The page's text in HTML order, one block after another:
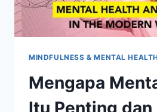
MINDFULNESS & MENTAL HEALTH
Mengapa
Itu Penting dan